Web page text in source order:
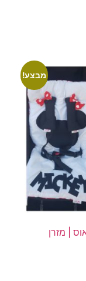
מבצע!
| מזרן